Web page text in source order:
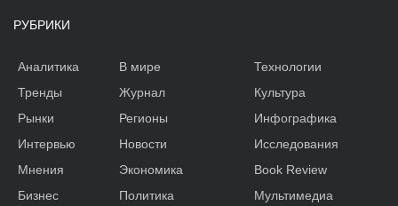
РУБРИКИ
Аналитика
Тренды
Рынки
Интервью
Мнения
Бизнес
В мире
Журнал
Регионы
Новости
Экономика
Политика
Технологии
Культура
Инфографика
Исследования
Book Review
Мультимедиа